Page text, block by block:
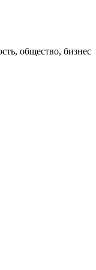
общество, бизнес